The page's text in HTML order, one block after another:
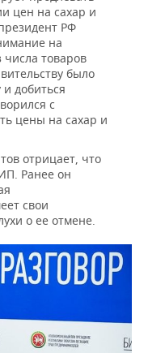
цен на сахар и
РФ
на
товаров
было
добиться
с
цены на сахар и
отрицает, что
Ранее он
свои
о ее отмене.